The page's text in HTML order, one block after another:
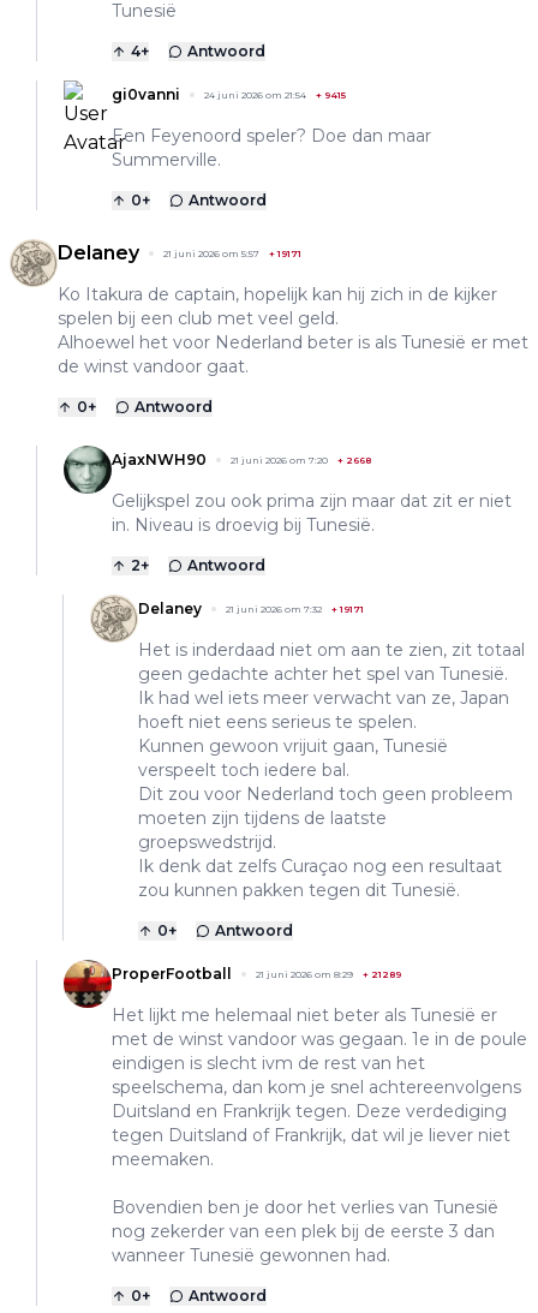
Tunesië
4+ Antwoord
gi0vanni 24 juni 2026 om 21:54 + 9415
Een Feyenoord speler? Doe dan maar
Summerville.
0+ Antwoord
Delaney 21 juni 2026 om 5:57 +19171
Ko Itakura de captain, hopelijk kan hij zich in de kijker
spelen bij een club met veel geld.
Alhoewel het voor Nederland beter is als Tunesië er met
de winst vandoor gaat.
0+ Antwoord
AjaxNWH90 21 juni 2026 om 7:20 + 2668
Gelijkspel zou ook prima zijn maar dat zit er niet
in. Niveau is droevig bij Tunesië.
2+ Antwoord
Delaney 21 juni 2026 om 7:32 +19171
Het is inderdaad niet om aan te zien, zit totaal
geen gedachte achter het spel van Tunesië.
Ik had wel iets meer verwacht van ze, Japan
hoeft niet eens serieus te spelen.
Kunnen gewoon vrijuit gaan, Tunesië
verspeelt toch iedere bal.
Dit zou voor Nederland toch geen probleem
moeten zijn tijdens de laatste
groepswedstrijd.
Ik denk dat zelfs Curaçao nog een resultaat
zou kunnen pakken tegen dit Tunesië.
0+ Antwoord
ProperFootball 21 juni 2026 om 8:29 + 21289
Het lijkt me helemaal niet beter als Tunesië er
met de winst vandoor was gegaan. 1e in de poule
eindigen is slecht ivm de rest van het
speelschema, dan kom je snel achtereenvolgens
Duitsland en Frankrijk tegen. Deze verdediging
tegen Duitsland of Frankrijk, dat wil je liever niet
meemaken.
Bovendien ben je door het verlies van Tunesië
nog zekerder van een plek bij de eerste 3 dan
wanneer Tunesië gewonnen had.
0+ Antwoord